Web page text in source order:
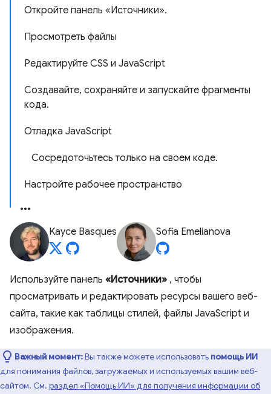
Откройте панель «Источники».
Просмотреть файлы
Редактируйте CSS и JavaScript
Создавайте, сохраняйте и запускайте фрагменты
кода.
Отладка JavaScript
Сосредоточьтесь только на своем коде.
Настройте рабочее пространство
Kayce Basques Sofia Emelianova
Используйте панель «Источники» , чтобы
просматривать и редактировать ресурсы вашего веб-
сайта, такие как таблицы стилей, файлы JavaScript и
изображения.
Важный момент:Вы также можете использовать помощь ИИ
для понимания файлов, загружаемых и используемых вашим веб-
сайтом. См. раздел «Помощь ИИ» для получения информации об